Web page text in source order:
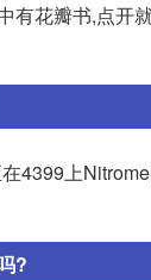
有花瓣书,点开
4399上
?